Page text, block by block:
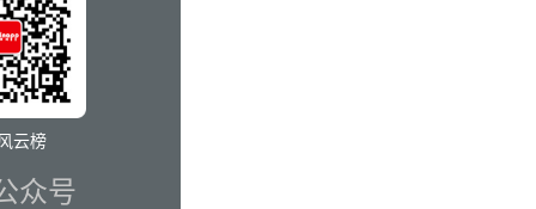
云榜
众号